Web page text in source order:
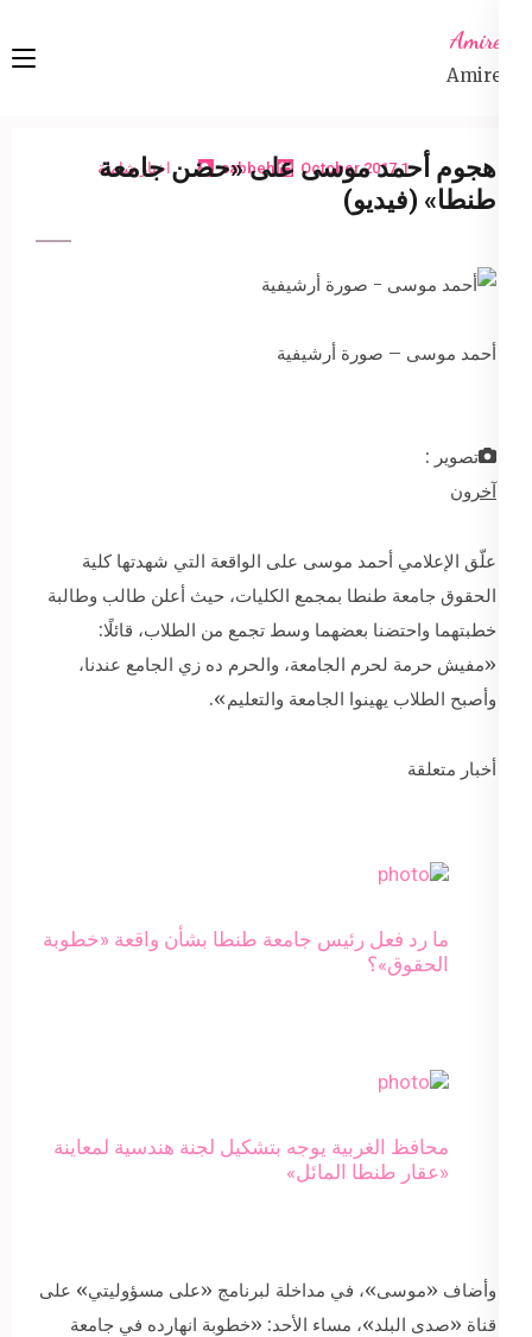
content
Amireta
Amireta
1 October 2017
sabbeh اخبار شاملة
هجوم أحمد موسى على «حضن جامعة
طنطا» (فيديو)
أحمد موسى – صورة أرشيفية
تصوير :
آخرون
علّق الإعلامي أحمد موسى على الواقعة التي شهدتها كلية
الحقوق جامعة طنطا بمجمع الكليات، حيث أعلن طالب وطالبة
خطبتهما واحتضنا بعضهما وسط تجمع من الطلاب، قائلًا:
«مفيش حرمة لحرم الجامعة، والحرم ده زي الجامع عندنا،
وأصبح الطلاب يهينوا الجامعة والتعليم».
أخبار متعلقة
ما رد فعل رئيس جامعة طنطا بشأن واقعة «خطوبة
الحقوق»؟
محافظ الغربية يوجه بتشكيل لجنة هندسية لمعاينة
«عقار طنطا المائل»
وأضاف «موسى»، في مداخلة لبرنامج «على مسؤوليتي» على
قناة «صدى البلد»، مساء الأحد: «خطوبة انهارده في جامعة